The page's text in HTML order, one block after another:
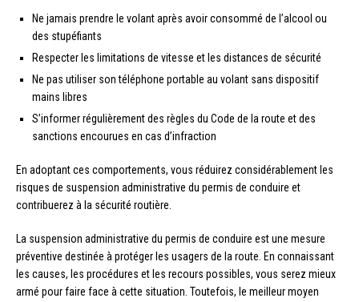
Ne jamais prendre le volant après avoir consommé de l’alcool ou
des stupéfiants
Respecter les limitations de vitesse et les distances de sécurité
Ne pas utiliser son téléphone portable au volant sans dispositif
mains libres
S’informer régulièrement des règles du Code de la route et des
sanctions encourues en cas d’infraction
En adoptant ces comportements, vous réduirez considérablement les
risques de suspension administrative du permis de conduire et
contribuerez à la sécurité routière.
La suspension administrative du permis de conduire est une mesure
préventive destinée à protéger les usagers de la route. En connaissant
les causes, les procédures et les recours possibles, vous serez mieux
armé pour faire face à cette situation. Toutefois, le meilleur moyen